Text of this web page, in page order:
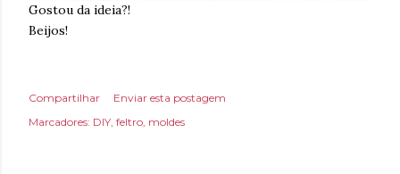
Gostou da ideia?!
Beijos!
Compartilhar
Enviar esta postagem
Marcadores: DIY feltro moldes